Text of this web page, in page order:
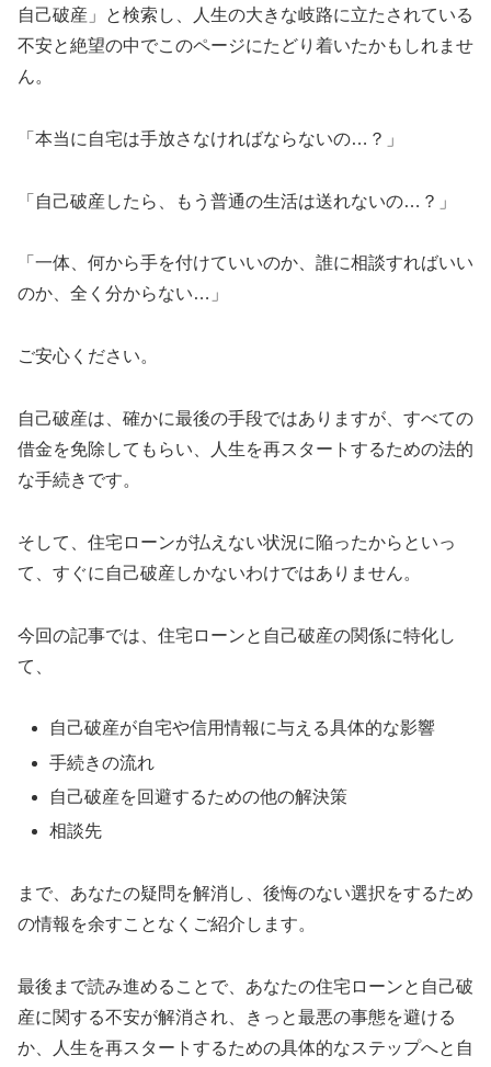
自己破産」と検索し、人生の大きな岐路に立たされている
不安と絶望の中でこのページにたどり着いたかもしれませ
ん。
「本当に自宅は手放さなければならないの…？」
「自己破産したら、もう普通の生活は送れないの…？」
「一体、何から手を付けていいのか、誰に相談すればいい
のか、全く分からない…」
ご安心ください。
自己破産は、確かに最後の手段ではありますが、すべての
借金を免除してもらい、人生を再スタートするための法的
な手続きです。
そして、住宅ローンが払えない状況に陥ったからといっ
て、すぐに自己破産しかないわけではありません。
今回の記事では、住宅ローンと自己破産の関係に特化し
て、
自己破産が自宅や信用情報に与える具体的な影響
手続きの流れ
自己破産を回避するための他の解決策
相談先
まで、あなたの疑問を解消し、後悔のない選択をするため
の情報を余すことなくご紹介します。
最後まで読み進めることで、あなたの住宅ローンと自己破
産に関する不安が解消され、きっと最悪の事態を避ける
か、人生を再スタートするための具体的なステップへと自